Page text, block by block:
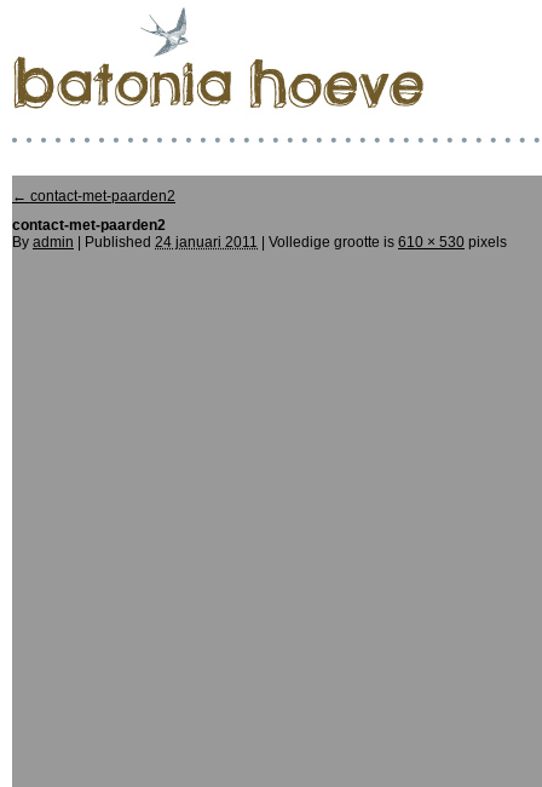
← contact-met-paarden2
contact-met-paarden2
By admin Published 24 januari 2011 | Volledige grootte is 610 × 530 pixels